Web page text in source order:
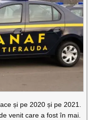
și pe 2020 și pe 2021.
venit care a fost în mai.